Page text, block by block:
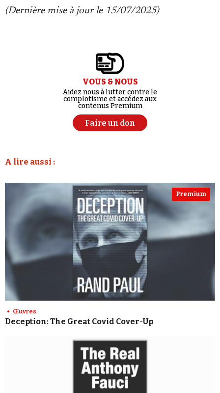
(Dernière mise à jour le 15/07/2025)
VOUS & NOUS
Aidez nous à lutter contre le
complotisme et accédez aux
contenus Premium
Faire un don
A lire aussi :
Premium
Œuvres
Deception: The Great Covid Cover-Up